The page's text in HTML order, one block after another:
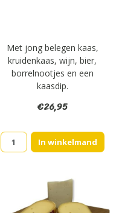
Met jong belegen kaas,
kruidenkaas, wijn, bier,
borrelnootjes en een
kaasdip.
€26,95
Geschenk
(5.)
In winkelmand